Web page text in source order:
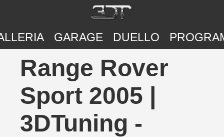
GARAGE DUELLO
Range Rover
Sport 2005 |
3DTuning -